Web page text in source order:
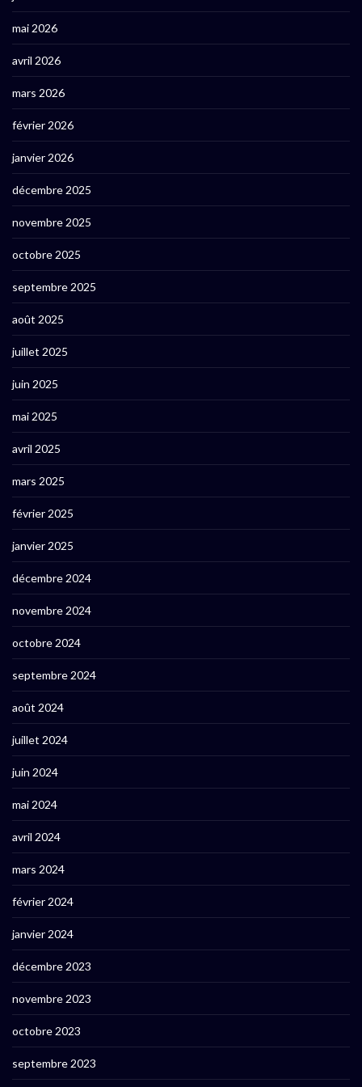
mai 2026
avril 2026
mars 2026
février 2026
janvier 2026
décembre 2025
novembre 2025
octobre 2025
septembre 2025
août 2025
juillet 2025
juin 2025
mai 2025
avril 2025
mars 2025
février 2025
janvier 2025
décembre 2024
novembre 2024
octobre 2024
septembre 2024
août 2024
juillet 2024
juin 2024
mai 2024
avril 2024
mars 2024
février 2024
janvier 2024
décembre 2023
novembre 2023
octobre 2023
septembre 2023